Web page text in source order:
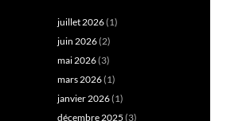
juillet 2026(1)
juin 2026(2)
mai 2026(3)
mars 2026(1)
janvier 2026(1)
décembre 2025 (3)